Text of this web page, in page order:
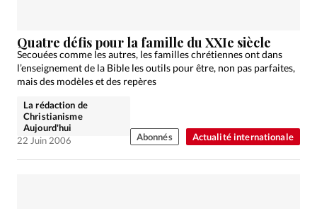
Devise:CHF
RUBRIQUES
Actualité internationale
Dossier
Foi Génération réveil
Monde
Opinions
Publireportage
Relations Aujourd'hui
Actualité internationale
Quatre défis pour la famille du XXIe siècle
Secouées comme les autres, les familles chrétiennes ont dans
l’enseignement de la Bible les outils pour être, non pas parfaites,
mais des modèles et des repères
La rédaction de
Christianisme
Aujourd'hui
22 Juin 2006
Abonnés